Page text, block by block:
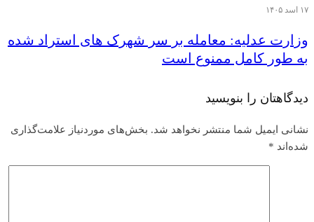
۱۷ اسد ۱۴۰۵
وزارت عدلیه: معامله بر سر شهرک های استراد شده
به طور کامل ممنوع است
دیدگاهتان را بنویسید
نشانی ایمیل شما منتشر نخواهد شد. بخش‌های موردنیاز علامت‌گذاری
شده‌اند *